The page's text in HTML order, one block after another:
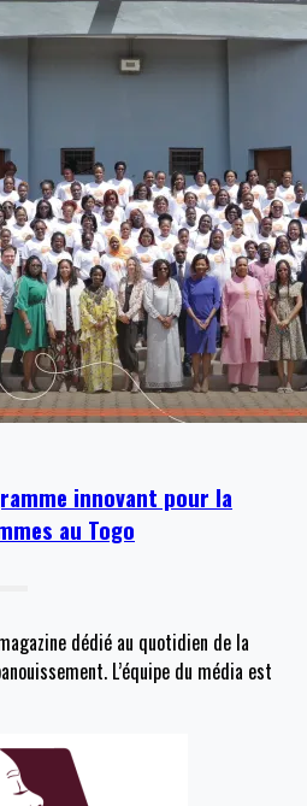
innovant pour la
au Togo
dédié au quotidien de la
L’équipe du média est